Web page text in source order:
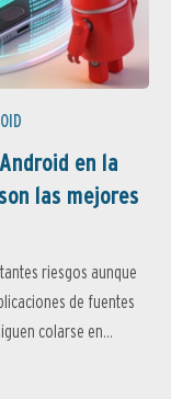
en la
las mejores
riesgos aunque
de fuentes
colarse en...